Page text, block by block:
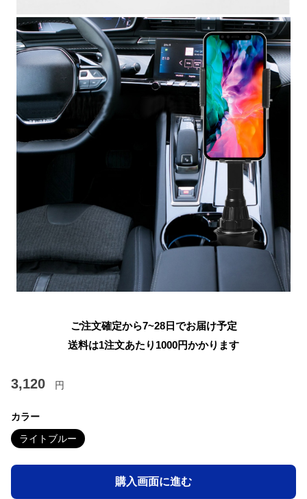
ご注文確定から7~28日でお届け予定
送料は1注文あたり 1000円かかります
3,120 円
カラー
ライトブルー
購入画面に進む